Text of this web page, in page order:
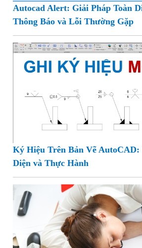
Autocad Alert: Giải Pháp Toàn
Thông Báo và Lỗi Thường Gặp
Ký Hiệu Trên Bản Vẽ AutoCAD:
Diện và Thực Hành